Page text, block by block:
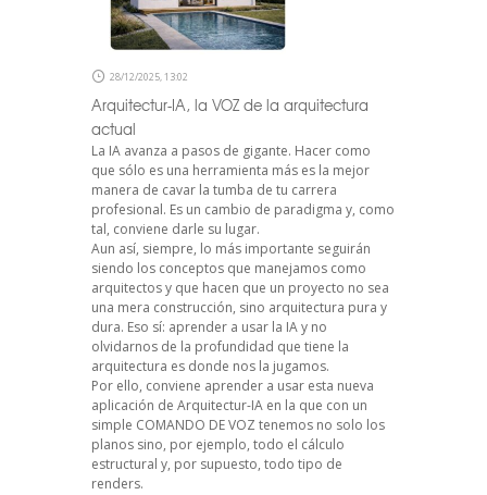
28/12/2025, 13:02
Arquitectur-IA, la VOZ de la arquitectura
actual
La IA avanza a pasos de gigante. Hacer como
que sólo es una herramienta más es la mejor
manera de cavar la tumba de tu carrera
profesional. Es un cambio de paradigma y, como
tal, conviene darle su lugar.
Aun así, siempre, lo más importante seguirán
siendo los conceptos que manejamos como
arquitectos y que hacen que un proyecto no sea
una mera construcción, sino arquitectura pura y
dura. Eso sí: aprender a usar la IA y no
olvidarnos de la profundidad que tiene la
arquitectura es donde nos la jugamos.
Por ello, conviene aprender a usar esta nueva
aplicación de Arquitectur-IA en la que con un
simple COMANDO DE VOZ tenemos no solo los
planos sino, por ejemplo, todo el cálculo
estructural y, por supuesto, todo tipo de
renders.